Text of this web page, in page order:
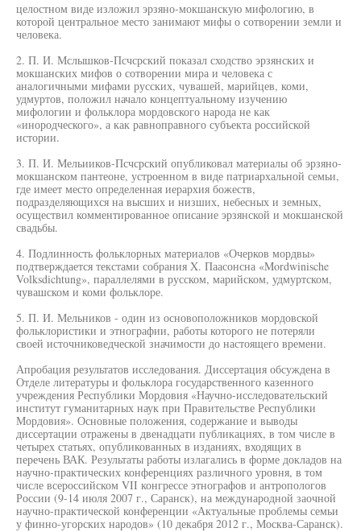
целостном виде изложил эрзяно-мокшанскую мифологию, в
которой центральное место занимают мифы о сотворении земли и
человека.
2. П. И. Мслышков-Псчсрский показал сходство эрзянских и
мокшанских мифов о сотворении мира и человека с
аналогичными мифами русских, чувашей, марийцев, коми,
удмуртов, положил начало концептуальному изучению
мифологии и фольклора мордовского народа не как
«инородческого», а как равноправного субъекта российской
истории.
3. П. И. Мельииков-Псчсрский опубликовал материалы об эрзяно-
мокшанском пантеоне, устроенном в виде патриархальной семьи,
где имеет место определенная иерархия божеств,
подразделяющихся на высших и низших, небесных и земных,
осуществил комментированное описание эрзянской и мокшанской
свадьбы.
4. Подлинность фольклорных материалов «Очерков мордвы»
подтверждается текстами собрания X. Паасонсна «Mordwinische
Volksdichtung», параллелями в русском, марийском, удмуртском,
чувашском и коми фольклоре.
5. П. И. Мельников - один из основоположников мордовской
фольклористики и этнографии, работы которого не потеряли
своей источниковедческой значимости до настоящего времени.
Апробация результатов исследования. Диссертация обсуждена в
Отделе литературы и фольклора государственного казенного
учреждения Республики Мордовия «Научно-исследовательский
институт гуманитарных наук при Правительстве Республики
Мордовия». Основные положения, содержание и выводы
диссертации отражены в двенадцати публикациях, в том числе в
четырех статьях, опубликованных в изданиях, входящих в
перечень ВАК. Результаты работы излагались в форме докладов на
научно-практических конференциях различного уровня, в том
числе всероссийском VII конгрессе этнографов и антропологов
России (9-14 июля 2007 г., Саранск), на международной заочной
научно-практической конференции «Актуальные проблемы семьи
у финно-угорских народов» (10 декабря 2012 г., Москва-Саранск).